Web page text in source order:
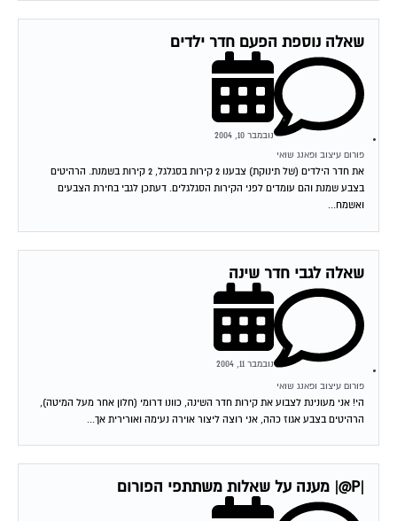
שאלה נוספת הפעם חדר ילדים
פורום עיצוב ופאנג שואי
נובמבר 10, 2004
את חדר הילדים (של תינוקת) צבענו 2 קירות בסגלגל, 2 קירות בשמנת. הרהיטים
בצבע שמנת והם עומדים לפני הקירות הסגלגלים. דעתכן לגבי בחירת הצבעים
ואשמח...
שאלה לגבי חדר שינה
פורום עיצוב ופאנג שואי
נובמבר 11, 2004
הי! אני מעונינת לצבוע את קירות חדר השינה, כוונו דרומי (חלון אחר מעל המיטה),
הרהיטים בצבע אגוז כהה, אני רוצה ליצור אוירה נעימה ואורירית אך...
|P@| מענה על שאלות משתתפי הפורום